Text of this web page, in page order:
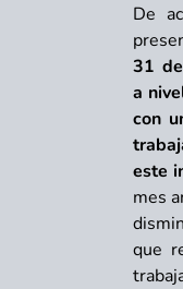
De
31
a
con
este
mes
que